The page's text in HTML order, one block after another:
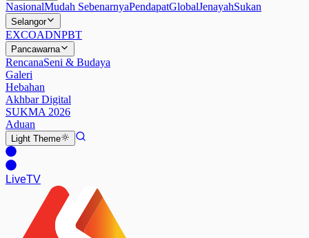
NasionalMudah SebenarnyaPendapatGlobalJenayahSukan
Selangor
EXCOADNPBT
Pancawarna
RencanaSeni & Budaya
Galeri
Hebahan
Akhbar Digital
SUKMA 2026
Aduan
Light Theme
LiveTV